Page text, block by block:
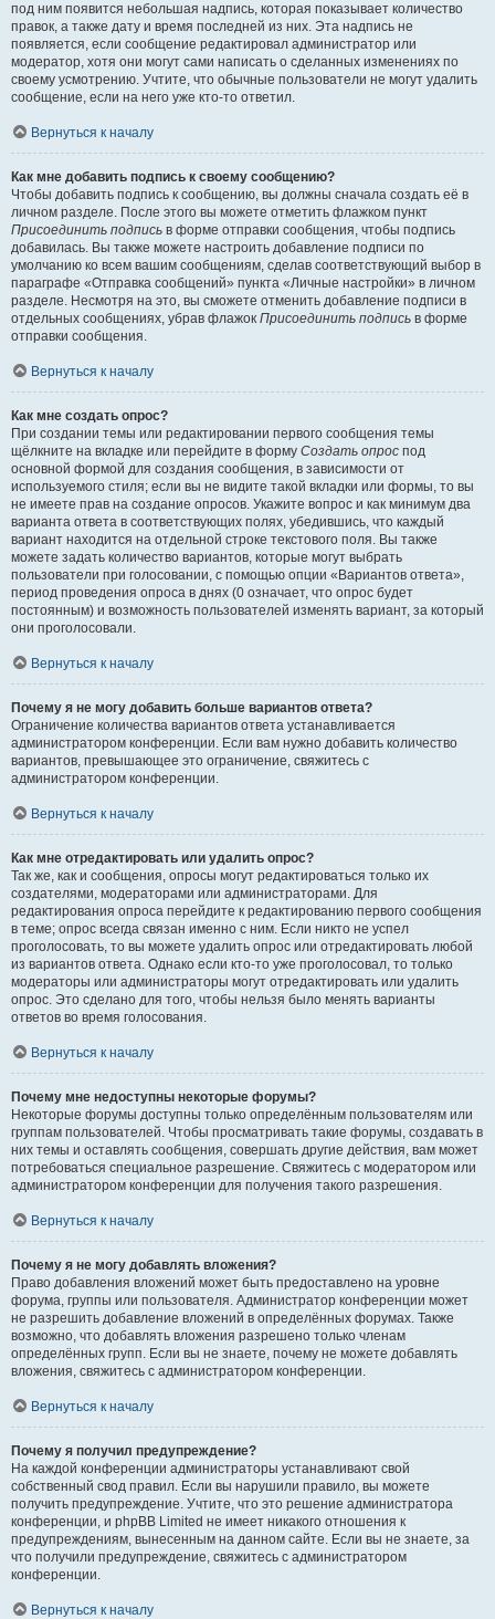
под ним появится небольшая надпись, которая показывает количество
правок, а также дату и время последней из них. Эта надпись не
появляется, если сообщение редактировал администратор или
модератор, хотя они могут сами написать о сделанных изменениях по
своему усмотрению. Учтите, что обычные пользователи не могут удалить
сообщение, если на него уже кто-то ответил.
Вернуться к началу
Как мне добавить подпись к своему сообщению?
Чтобы добавить подпись к сообщению, вы должны сначала создать её в
личном разделе. После этого вы можете отметить флажком пункт
Присоединить подпись в форме отправки сообщения, чтобы подпись
добавилась. Вы также можете настроить добавление подписи по
умолчанию ко всем вашим сообщениям, сделав соответствующий выбор в
параграфе «Отправка сообщений» пункта «Личные настройки» в личном
разделе. Несмотря на это, вы сможете отменить добавление подписи в
отдельных сообщениях, убрав флажок Присоединить подпись в форме
отправки сообщения.
Вернуться к началу
Как мне создать опрос?
При создании темы или редактировании первого сообщения темы
щёлкните на вкладке или перейдите в форму Создать опрос под
основной формой для создания сообщения, в зависимости от
используемого стиля; если вы не видите такой вкладки или формы, то вы
не имеете прав на создание опросов. Укажите вопрос и как минимум два
варианта ответа в соответствующих полях, убедившись, что каждый
вариант находится на отдельной строке текстового поля. Вы также
можете задать количество вариантов, которые могут выбрать
пользователи при голосовании, с помощью опции «Вариантов ответа»,
период проведения опроса в днях (0 означает, что опрос будет
постоянным) и возможность пользователей изменять вариант, за который
они проголосовали.
Вернуться к началу
Почему я не могу добавить больше вариантов ответа?
Ограничение количества вариантов ответа устанавливается
администратором конференции. Если вам нужно добавить количество
вариантов, превышающее это ограничение, свяжитесь с
администратором конференции.
Вернуться к началу
Как мне отредактировать или удалить опрос?
Так же, как и сообщения, опросы могут редактироваться только их
создателями, модераторами или администраторами. Для
редактирования опроса перейдите к редактированию первого сообщения
в теме; опрос всегда связан именно с ним. Если никто не успел
проголосовать, то вы можете удалить опрос или отредактировать любой
из вариантов ответа. Однако если кто-то уже проголосовал, то только
модераторы или администраторы могут отредактировать или удалить
опрос. Это сделано для того, чтобы нельзя было менять варианты
ответов во время голосования.
Вернуться к началу
Почему мне недоступны некоторые форумы?
Некоторые форумы доступны только определённым пользователям или
группам пользователей. Чтобы просматривать такие форумы, создавать в
них темы и оставлять сообщения, совершать другие действия, вам может
потребоваться специальное разрешение. Свяжитесь с модератором или
администратором конференции для получения такого разрешения.
Вернуться к началу
Почему я не могу добавлять вложения?
Право добавления вложений может быть предоставлено на уровне
форума, группы или пользователя. Администратор конференции может
не разрешить добавление вложений в определённых форумах. Также
возможно, что добавлять вложения разрешено только членам
определённых групп. Если вы не знаете, почему не можете добавлять
вложения, свяжитесь с администратором конференции.
Вернуться к началу
Почему я получил предупреждение?
На каждой конференции администраторы устанавливают свой
собственный свод правил. Если вы нарушили правило, вы можете
получить предупреждение. Учтите, что это решение администратора
конференции, и phpBB Limited не имеет никакого отношения к
предупреждениям, вынесенным на данном сайте. Если вы не знаете, за
что получили предупреждение, свяжитесь с администратором
конференции.
Вернуться к началу